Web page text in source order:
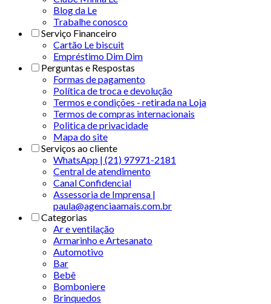
Blog da Le
Trabalhe conosco
Serviço Financeiro
Cartão Le biscuit
Empréstimo Dim Dim
Perguntas e Respostas
Formas de pagamento
Política de troca e devolução
Termos e condições - retirada na Loja
Termos de compras internacionais
Politica de privacidade
Mapa do site
Serviços ao cliente
WhatsApp | (21) 97971-2181
Central de atendimento
Canal Confidencial
Assessoria de Imprensa |
paula@agenciaamais.com.br
Categorias
Ar e ventilação
Armarinho e Artesanato
Automotivo
Bar
Bebê
Bomboniere
Brinquedos